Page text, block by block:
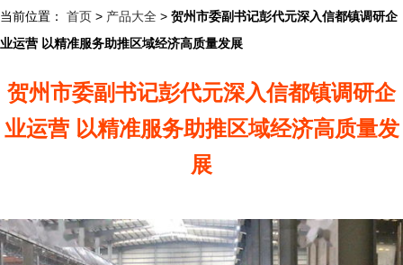
当前位置： 首页 > 产品大全 > 贺州市委副书记彭代元深入信都镇调研企
业运营 以精准服务助推区域经济高质量发展
贺州市委副书记彭代元深入信都镇调研企
业运营 以精准服务助推区域经济高质量发
展